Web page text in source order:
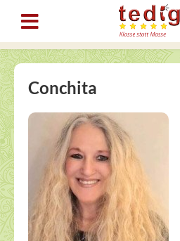
Conchita